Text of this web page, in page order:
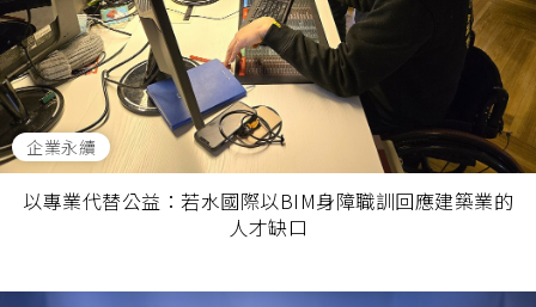
企業永續
以專業代替公益：若水國際以BIM身障職訓回應建築業的
人才缺口